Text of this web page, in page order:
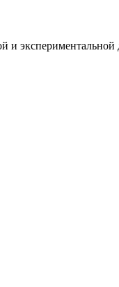
и экспериментальной